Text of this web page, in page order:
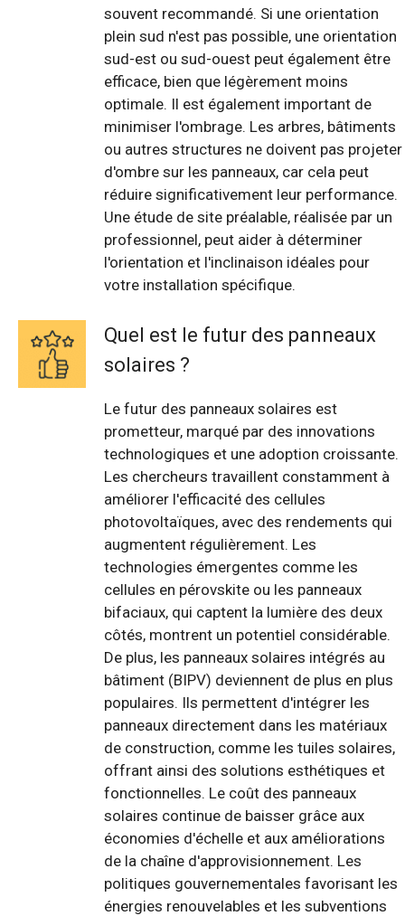
souvent recommandé. Si une orientation
plein sud n'est pas possible, une orientation
sud-est ou sud-ouest peut également être
efficace, bien que légèrement moins
optimale. Il est également important de
minimiser l'ombrage. Les arbres, bâtiments
ou autres structures ne doivent pas projeter
d'ombre sur les panneaux, car cela peut
réduire significativement leur performance.
Une étude de site préalable, réalisée par un
professionnel, peut aider à déterminer
l'orientation et l'inclinaison idéales pour
votre installation spécifique.
Quel est le futur des panneaux
solaires ?
Le futur des panneaux solaires est
prometteur, marqué par des innovations
technologiques et une adoption croissante.
Les chercheurs travaillent constamment à
améliorer l'efficacité des cellules
photovoltaïques, avec des rendements qui
augmentent régulièrement. Les
technologies émergentes comme les
cellules en pérovskite ou les panneaux
bifaciaux, qui captent la lumière des deux
côtés, montrent un potentiel considérable.
De plus, les panneaux solaires intégrés au
bâtiment (BIPV) deviennent de plus en plus
populaires. Ils permettent d'intégrer les
panneaux directement dans les matériaux
de construction, comme les tuiles solaires,
offrant ainsi des solutions esthétiques et
fonctionnelles. Le coût des panneaux
solaires continue de baisser grâce aux
économies d'échelle et aux améliorations
de la chaîne d'approvisionnement. Les
politiques gouvernementales favorisant les
énergies renouvelables et les subventions